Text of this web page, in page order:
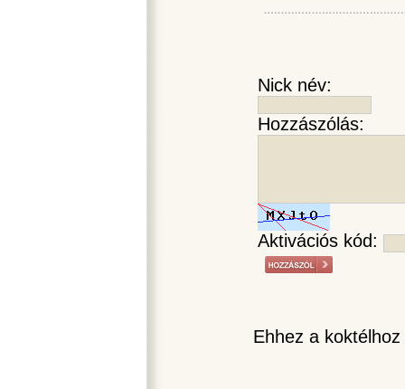
Nick név:
Hozzászólás:
Aktivációs kód:
Ehhez a